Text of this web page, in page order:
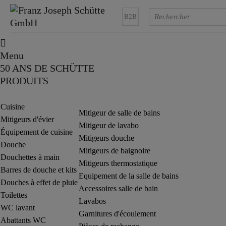
B2B
Menu
50 ANS DE SCHÜTTE
PRODUITS
Cuisine
Mitigeurs d'évier
Équipement de cuisine
Douche
Douchettes à main
Barres de douche et kits
Douches à effet de pluie
Toilettes
WC lavant
Abattants WC
Mitigeur de salle de bains
Mitigeur de lavabo
Mitigeurs douche
Mitigeurs de baignoire
Mitigeurs thermostatique
Equipement de la salle de bains
Accessoires salle de bain
Lavabos
Garnitures d'écoulement